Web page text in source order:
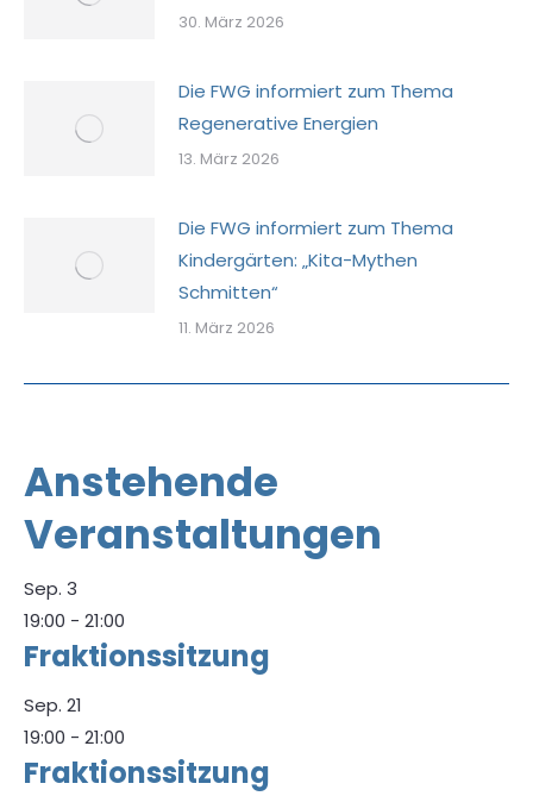
30. März 2026
Die FWG informiert zum Thema
Regenerative Energien
13. März 2026
Die FWG informiert zum Thema
Kindergärten: „Kita-Mythen
Schmitten“
11. März 2026
Anstehende
Veranstaltungen
Sep. 3
19:00 - 21:00
Fraktionssitzung
Sep. 21
19:00 - 21:00
Fraktionssitzung